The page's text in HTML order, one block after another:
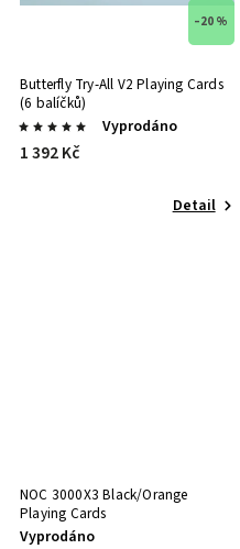
–20 %
Butterfly Try-All V2 Playing Cards
(6 balíčků)
Vyprodáno
1 392 Kč
Detail
NOC 3000X3 Black/Orange
Playing Cards
Vyprodáno